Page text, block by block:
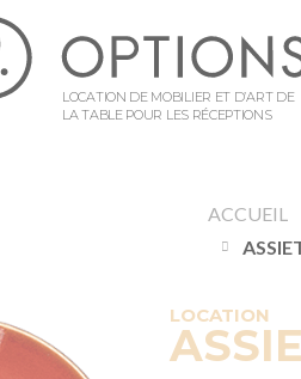
LOCATION DE MOBILIER ET D’ART DE
LA TABLE POUR LES RÉCEPTIONS
ACCUEIL
LOCATION